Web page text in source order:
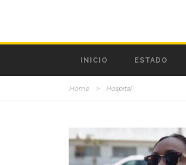
INICIO ESTADO
Home > Hospital